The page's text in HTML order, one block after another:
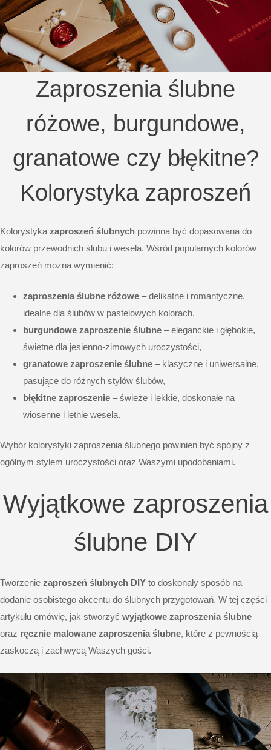
Zaproszenia ślubne
różowe, burgundowe,
granatowe czy błękitne?
Kolorystyka zaproszeń
Kolorystyka zaproszeń ślubnych powinna być dopasowana do
kolorów przewodnich ślubu i wesela. Wśród popularnych kolorów
zaproszeń można wymienić:
zaproszenia ślubne różowe– delikatne i romantyczne,
idealne dla ślubów w pastelowych kolorach,
burgundowe zaproszenie ślubne– eleganckie i głębokie,
świetne dla jesienno-zimowych uroczystości,
granatowe zaproszenie ślubne– klasyczne i uniwersalne,
pasujące do różnych stylów ślubów,
błękitne zaproszenie– świeże i lekkie, doskonałe na
wiosenne i letnie wesela.
Wybór kolorystyki zaproszenia ślubnego powinien być spójny z
ogólnym stylem uroczystości oraz Waszymi upodobaniami.
Wyjątkowe zaproszenia
ślubne DIY
Tworzenie zaproszeń ślubnych DIY to doskonały sposób na
dodanie osobistego akcentu do ślubnych przygotowań. W tej części
artykułu omówię, jak stworzyć wyjątkowe zaproszenia ślubne
oraz ręcznie malowane zaproszenia ślubne, które z pewnością
zaskoczą i zachwycą Waszych gości.